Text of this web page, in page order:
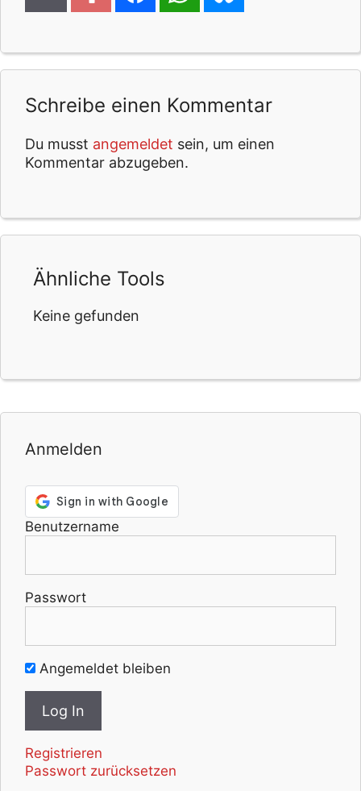
Schreibe einen Kommentar
Du musst angemeldet sein, um einen
Kommentar abzugeben.
Ähnliche Tools
Keine gefunden
Anmelden
Benutzername
Passwort
Angemeldet bleiben
Registrieren
Passwort zurücksetzen